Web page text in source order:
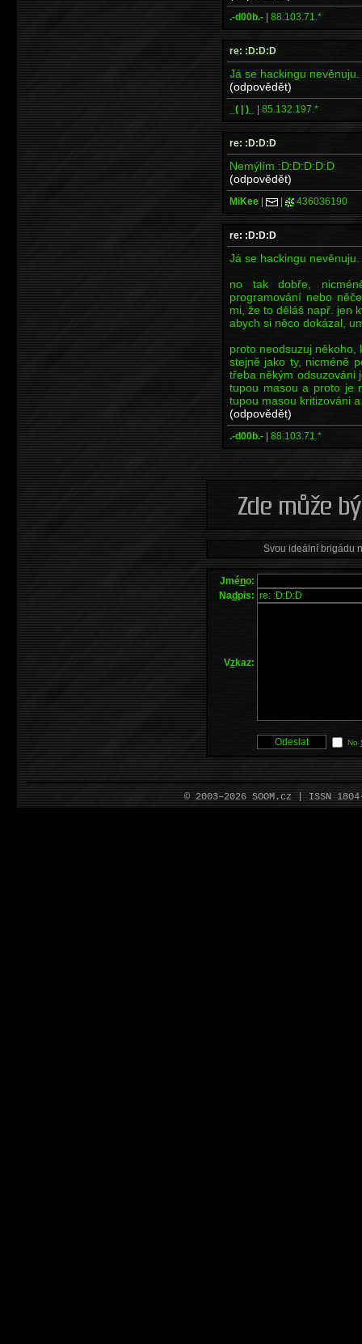
.-d00b.- | 88.103.71.*
re: :D:D:D
Já se hackingu
(odpovědět)
_( | )_ | 85.132.197.*
re: :D:D:D
Nemýlím :D:D:D:D:D
(odpovědět)
MiKee | | 436036190
re: :D:D:D
Já se hackingu
no tak dobře,
programování nebo
mi, že to děláš např. jen
abych si něco dokázal,
proto neodsuzuj někoho,
stejně jako ty, nicméně
třeba někým odsuzováni
tupou masou a proto je
tupou masou kritizováni
(odpovědět)
.-d00b.- | 88.103.71.*
Svou ideální brigádu
Jméno:
Nadpis:
Vzkaz:
No
© 2003–2026 SOOM.cz | ISSN